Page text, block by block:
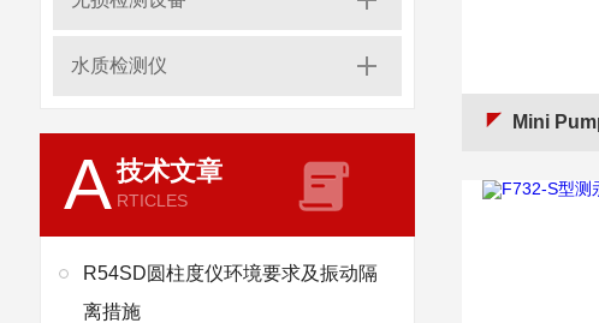
水质检测仪
A技术文章
RTICLES
R54SD圆柱度仪环境要求及振动隔
离措施
Mini Pump 微型